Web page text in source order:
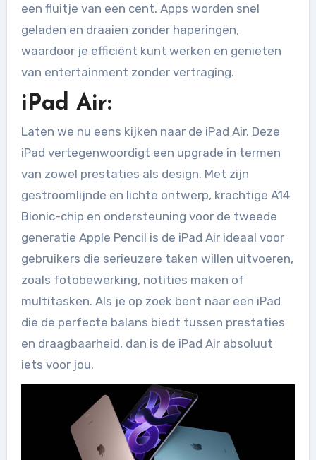
een fluitje van een cent. Apps worden snel
geladen en draaien zonder haperingen,
waardoor je efficiënt kunt werken en genieten
van entertainment zonder vertraging.
iPad Air:
Laten we nu eens kijken naar de iPad Air. Deze
iPad vertegenwoordigt een upgrade in termen
van zowel prestaties als design. Met zijn
gestroomlijnde en lichte ontwerp, krachtige A14
Bionic-chip en ondersteuning voor de tweede
generatie Apple Pencil is de iPad Air ideaal voor
gebruikers die serieuzere taken willen uitvoeren,
zoals fotobewerking, notities maken of
multitasken. Als je op zoek bent naar een iPad
die de perfecte balans biedt tussen prestaties
en draagbaarheid, dan is de iPad Air absoluut
iets voor jou.